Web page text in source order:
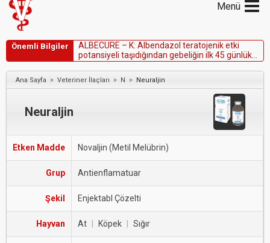
Menü
Önemli Bilgiler ALBECURE – K: A bendazo teratojeniketki
potansiye i taşıdığından gebe iğin i k45 gün ük
dönemindevekoçkatımısırasında
kullanılmamalıdır.
Ana Sayfa » Veteriner İlaçları » N » Neuraljin
Neuraljin
Etken Madde Novaljin (Metil Melübrin)
Grup Antienflamatuar
Şekil Enjektabl Çözelti
Hayvan At Köpek Sığır